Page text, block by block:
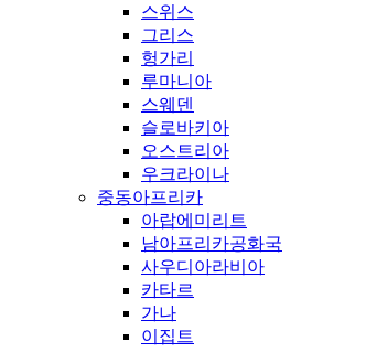
스위스
그리스
헝가리
루마니아
스웨덴
슬로바키아
오스트리아
우크라이나
중동아프리카
아랍에미리트
남아프리카공화국
사우디아라비아
카타르
가나
이집트